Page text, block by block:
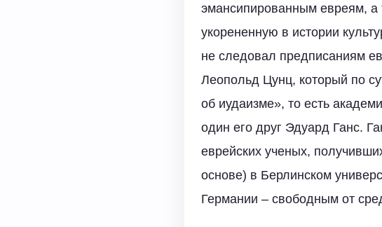
эмансипированным евреям, а
укорененную в истории
не следовал предписаниям
Леопольд Цунц, который по
об иудаизме», то есть
один его друг Эдуард Ганс.
еврейских ученых,
основе) в Берлинском
Германии – свободным от